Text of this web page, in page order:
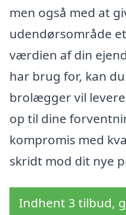
men også med at
udendørsområde
værdien af din
har brug for, kan
brolægger vil
op til dine
kompromis med
skridt mod dit nye
Indhent 3 tilbud,